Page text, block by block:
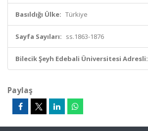
Basıldığı Ülke: Türkiye
Sayfa Sayıları: ss.1863-1876
Bilecik Şeyh Edebali Üniversitesi Adresli:
Paylaş